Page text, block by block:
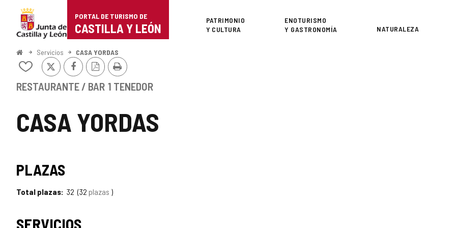
Portal
de
Turismo
Castilla
León
PORTAL DE TURISMO DE
CASTILLA Y LEÓN
Superior
PATRIMONIO
Y CULTURA
ENOTURISMO
Y GASTRONOMÍA
NATURALEZA
InicioServicios CASA YORDAS
CASA YORDAS
Añadir/quitar
mis
X FacebookVersión
PDF
Imprimir
RESTAURANTE / BAR 1 TENEDOR
PLAZAS
Total plazas 32 32 plazas
SERVICIOS